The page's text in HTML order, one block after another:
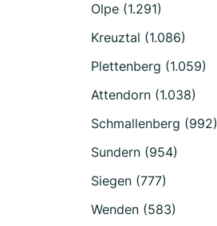
Olpe (1.291)
Kreuztal (1.086)
Plettenberg (1.059)
Attendorn (1.038)
Schmallenberg (992)
Sundern (954)
Siegen (777)
Wenden (583)